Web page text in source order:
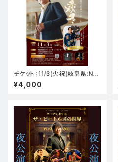
チケット：11/3(火祝)岐阜県:Ne
wCD発売記念コンサート
¥4,000